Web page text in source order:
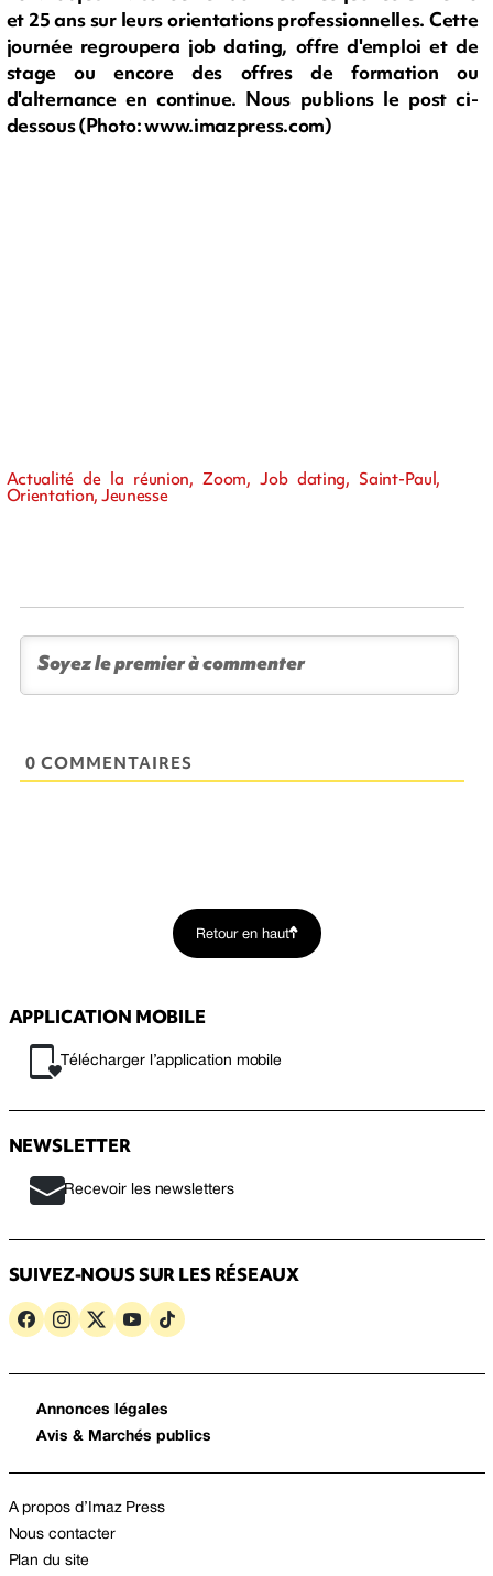
et 25 ans sur leurs orientations professionnelles. Cette
journée regroupera job dating, offre d'emploi et de
stage ou encore des offres de formation ou
d'alternance en continue. Nous publions le post ci-
dessous (Photo: www.imazpress.com)
Actualité de la réunion, Zoom, Job dating, Saint-Paul,
Orientation, Jeunesse
0 COMMENTAIRES
Retour en haut
APPLICATION MOBILE
Télécharger l’application mobile
NEWSLETTER
Recevoir les newsletters
SUIVEZ-NOUS SUR LES RÉSEAUX
Annonces légales
Avis & Marchés publics
A propos d’Imaz Press
Nous contacter
Plan du site